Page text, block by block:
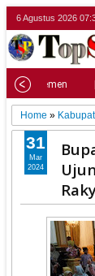
6 Agustus 2026
| Parlemen
Home »
31
Mar
2024